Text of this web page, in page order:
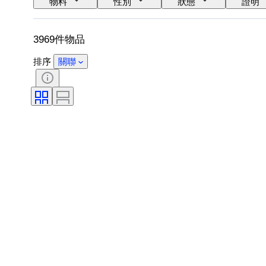
鞋尺寸
3969件物品
排序 關聯